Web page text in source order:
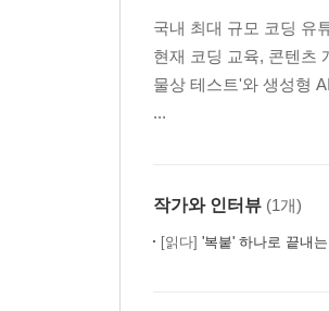
메모장으로 웹 페이지 만
챗GPT로 웹 페이지 코드
네이버 뉴스 페이지 내 마
뉴스 페이지 텍스트 수정
자바스크립트 - 웹 페이지
챗GPT로 로또 번호 추첨
국내 최대 규모 코딩 유
현재 코딩 교육, 콘텐츠
물상 테스트'와 생성형
...
작가와 인터뷰 (1개)
[읽다] '복붙' 하나로 끝내